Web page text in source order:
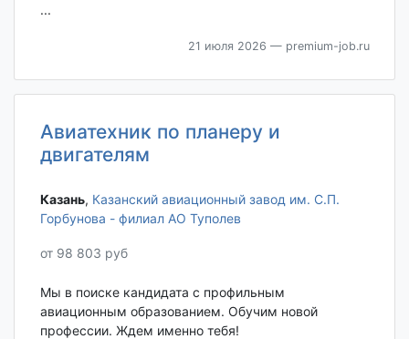
...
21 июля 2026 — premium-job.ru
Авиатехник по планеру и
двигателям
Казань‎, Казанский авиационный завод им. С.П.
Горбунова - филиал АО Туполев
от 98 803 руб
Мы в поиске кандидата с профильным
авиационным образованием. Обучим новой
профессии. Ждем именно тебя!